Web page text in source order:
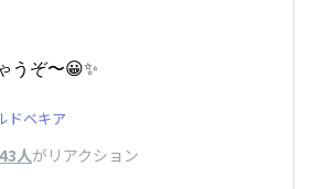
うぞ〜😀✨
ドベキア
人がリアクション